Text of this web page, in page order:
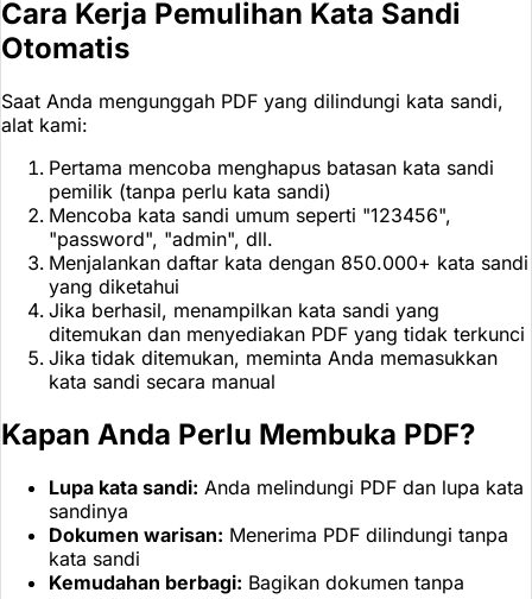
Cara Kerja Pemulihan Kata Sandi
Otomatis
Saat Anda mengunggah PDF yang dilindungi kata sandi,
alat kami:
Pertama mencoba menghapus batasan kata sandi
pemilik (tanpa perlu kata sandi)
Mencoba kata sandi umum seperti "123456",
"password", "admin", dll.
Menjalankan daftar kata dengan 850.000+ kata sandi
yang diketahui
Jika berhasil, menampilkan kata sandi yang
ditemukan dan menyediakan PDF yang tidak terkunci
Jika tidak ditemukan, meminta Anda memasukkan
kata sandi secara manual
Kapan Anda Perlu Membuka PDF?
Lupa kata sandi: Anda melindungi PDF dan lupa kata
sandinya
Dokumen warisan: Menerima PDF dilindungi tanpa
kata sandi
Kemudahan berbagi: Bagikan dokumen tanpa